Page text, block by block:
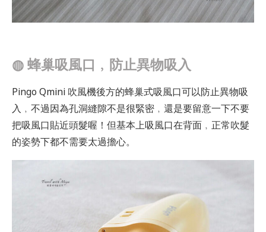
◍蜂巢吸風口﹐防止異物吸入
Pingo Qmini 吹風機後方的蜂巢式吸風口可以防止異物吸
入﹐不過因為孔洞縫隙不是很緊密﹐還是要留意一下不要
把吸風口貼近頭髮喔！但基本上吸風口在背面﹐正常吹髮
的姿勢下都不需要太過擔心。